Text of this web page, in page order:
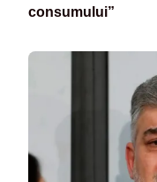
consumului”